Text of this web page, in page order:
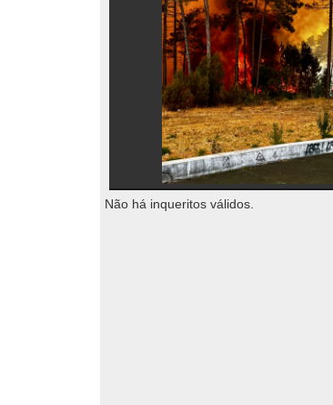
Não há inqueritos válidos.